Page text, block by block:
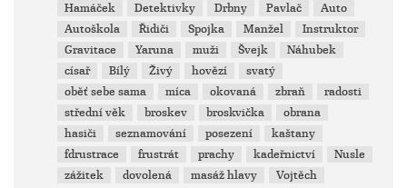
Hamáček
Detektivky Drbny Pavlač
Auto
Autoškola
Řidiči Spojka Manžel
Instruktor
Gravitace
Yaruna muži Švejk
Náhubek
císař
Bílý Živý hovězí
svatý
oběť sebe sama
míca okovaná zbraň
radosti
střední věk
broskev broskvička
obrana
hasiči
seznamování posezení
kaštany
fdrustrace
frustrát prachy kadeřnictví
Nusle
zážitek
dovolená masáž hlavy
Vojtěch